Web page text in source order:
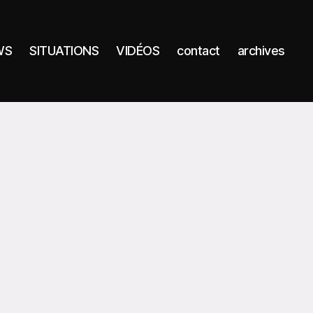
SITUATIONS VIDÉOS contact archives